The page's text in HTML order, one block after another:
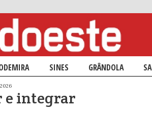
O CONTEÚDO PRIMÁRIO
O CONTEÚDO SECUNDÁRIO
SINES GRÂNDOLA
e integrar